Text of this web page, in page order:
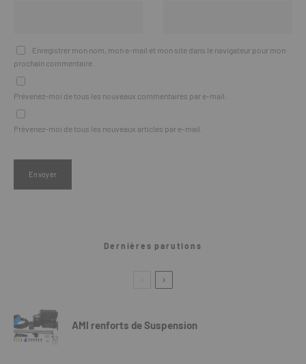
Enregistrer mon nom, mon e-mail et mon site dans le navigateur pour mon
prochain commentaire.
Prévenez-moi de tous les nouveaux commentaires par e-mail.
Prévenez-moi de tous les nouveaux articles par e-mail.
Dernières parutions
AMI renforts de Suspension